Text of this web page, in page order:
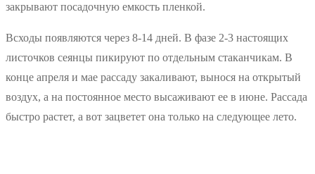
закрывают посадочную емкость пленкой.
Всходы появляются через 8-14 дней. В фазе 2-3 настоящих
листочков сеянцы пикируют по отдельным стаканчикам. В
конце апреля и мае рассаду закаливают, вынося на открытый
воздух, а на постоянное место высаживают ее в июне. Рассада
быстро растет, а вот зацветет она только на следующее лето.